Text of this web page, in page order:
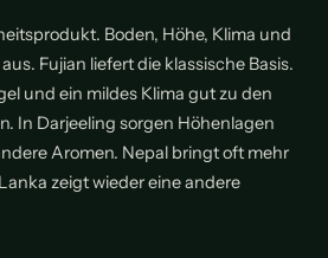
Boden, Höhe, Klima und
Fujian liefert die klassische Basis.
und ein mildes Klima gut zu den
In Darjeeling sorgen Höhenlagen
Aromen. Nepal bringt oft mehr
zeigt wieder eine andere